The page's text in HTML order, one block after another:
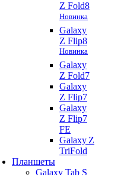
Z Fold8
Новинка
Galaxy
Z Flip8
Новинка
Galaxy
Z Fold7
Galaxy
Z Flip7
Galaxy
Z Flip7
FE
Galaxy Z
TriFold
Планшеты
Galaxy Tab S